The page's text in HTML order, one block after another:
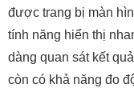
được trang bị màn
tính năng hiển thị
dàng quan sát kết
còn có khả năng đo